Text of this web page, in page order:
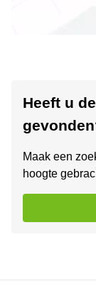
Heeft u
Maak een
hoogte